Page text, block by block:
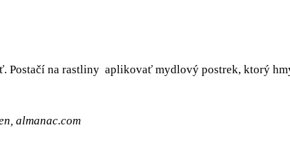
Postačí na rastliny aplikovať mydlový postrek, ktorý
almanac.com